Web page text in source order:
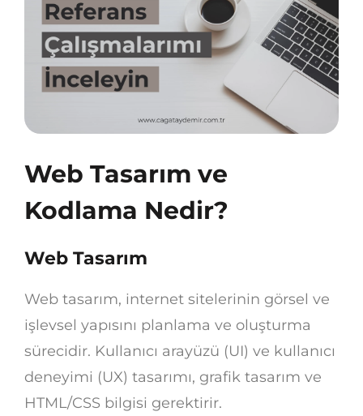
Web Tasarım ve
Kodlama Nedir?
Web Tasarım
Web tasarım, internet sitelerinin görsel ve
işlevsel yapısını planlama ve oluşturma
sürecidir. Kullanıcı arayüzü (UI) ve kullanıcı
deneyimi (UX) tasarımı, grafik tasarım ve
HTML/CSS bilgisi gerektirir.